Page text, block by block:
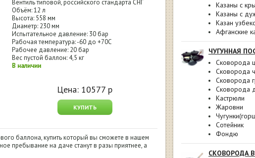
Казаны с
Казаны с
Казан
Афганские
ЧУГУННАЯ
Сковорода
Сковорода
Сковорода
Сковорода
Кастрюли
Жаровни
Сотейник
Фондю
СКОВОРОДА
Вентиль типовой, российского стандарта СНГ
Объём: 12 л
Высота: 558 мм
Диаметр: 230 мм
Испытательное давление: 30 бар
Рабочая температура: -60 до +70С
Рабочее давление: 20 бар
Вес пустой баллон: 4,5 кг
В наличии
Цена: 10577 р
КУПИТЬ
баллона, купить который вы сможете в нашем
пребывание на даче станут в разы приятнее, а